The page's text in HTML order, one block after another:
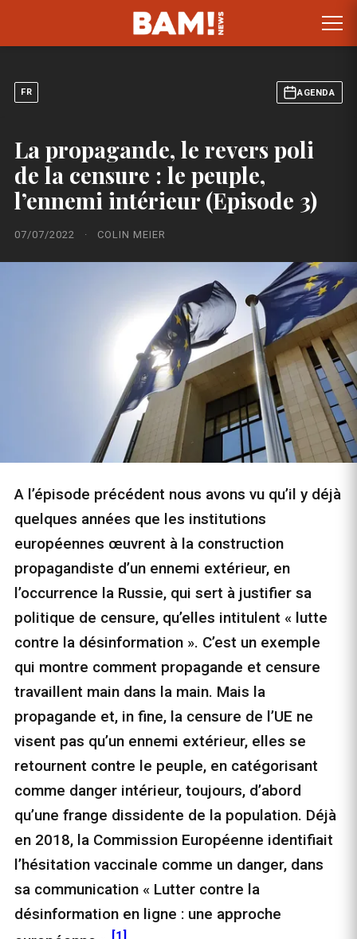
FR AGENDA
La propagande, le revers poli
de la censure : le peuple,
l’ennemi intérieur (Episode 3)
07/07/2022 · COLIN MEIER
A l’épisode précédent nous avons vu qu’il y déjà
quelques années que les institutions
européennes œuvrent à la construction
propagandiste d’un ennemi extérieur, en
l’occurrence la Russie, qui sert à justifier sa
politique de censure, qu’elles intitulent « lutte
contre la désinformation ». C’est un exemple
qui montre comment propagande et censure
travaillent main dans la main. Mais la
propagande et, in fine, la censure de l’UE ne
visent pas qu’un ennemi extérieur, elles se
retournent contre le peuple, en catégorisant
comme danger intérieur, toujours, d’abord
qu’une frange dissidente de la population. Déjà
en 2018, la Commission Européenne identifiait
l’hésitation vaccinale comme un danger, dans
sa communication « Lutter contre la
désinformation en ligne : une approche